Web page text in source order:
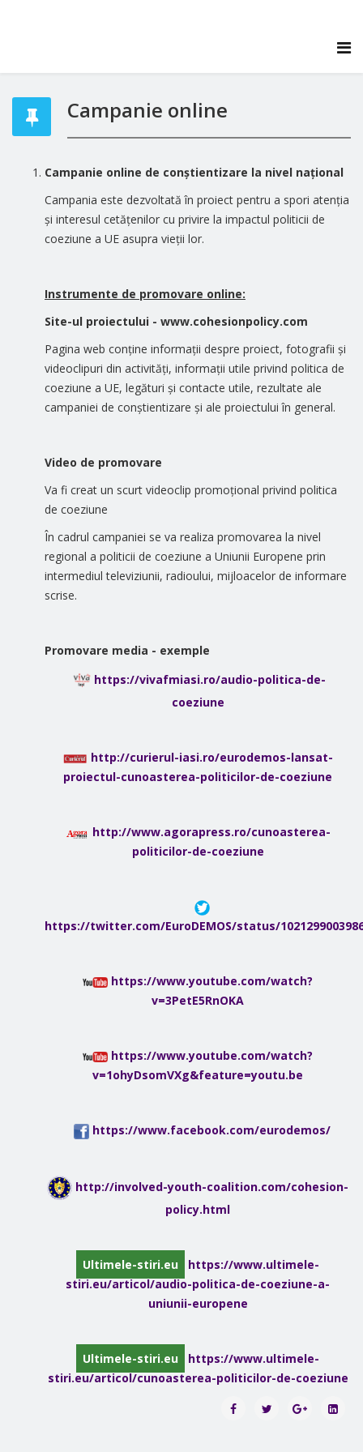
Campanie online
Campanie online de conștientizare la nivel național
Campania este dezvoltată în proiect pentru a spori atenția
și interesul cetățenilor cu privire la impactul politicii de
coeziune a UE asupra vieții lor.
Instrumente de promovare online:
Site-ul proiectului - www.cohesionpolicy.com
Pagina web conține informații despre proiect, fotografii și
videoclipuri din activități, informații utile privind politica de
coeziune a UE, legături și contacte utile, rezultate ale
campaniei de conștientizare și ale proiectului în general.
Video de promovare
Va fi creat un scurt videoclip promoțional privind politica
de coeziune
În cadrul campaniei se va realiza promovarea la nivel
regional a politicii de coeziune a Uniunii Europene prin
intermediul televiziunii, radioului, mijloacelor de informare
scrise.
Promovare media - exemple
https://vivafmiasi.ro/audio-politica-de-
coeziune
http://curierul-iasi.ro/eurodemos-lansat-
proiectul-cunoasterea-politicilor-de-coeziune
http://www.agorapress.ro/cunoasterea-
politicilor-de-coeziune
https://twitter.com/EuroDEMOS/status/
https://www.youtube.com/watch?
v=3PetE5RnOKA
https://www.youtube.com/watch?
v=1ohyDsomVXg&feature=youtu.be
https://www.facebook.com/eurodemos/
http://involved-youth-coalition.com/cohesion-
policy.html
Ultimele-stiri.eu
https://www.ultimele-
stiri.eu/articol/audio-politica-de-coeziune-a-
uniunii-europene
Ultimele-stiri.eu
https://www.ultimele-
stiri.eu/articol/cunoasterea-politicilor-de-coeziune